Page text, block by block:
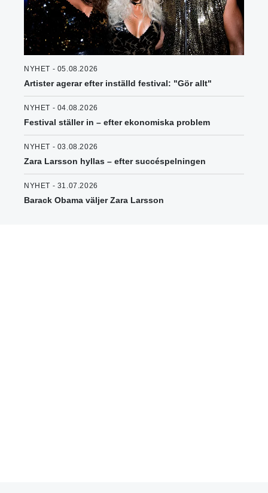
NYHET - 05.08.2026
Artister agerar efter inställd festival: "Gör allt"
NYHET - 04.08.2026
Festival ställer in – efter ekonomiska problem
NYHET - 03.08.2026
Zara Larsson hyllas – efter succéspelningen
NYHET - 31.07.2026
Barack Obama väljer Zara Larsson